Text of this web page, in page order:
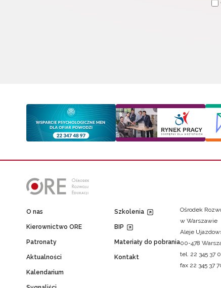
O nas
Kierownictwo ORE
Patronaty
Aktualności
Kalendarium
Szkolenia
BIP
Materiały do pobrania
Kontakt
Ośrodek
w Warszawie
Aleje
00-478
tel. 22 345 37
fax 22 345 37